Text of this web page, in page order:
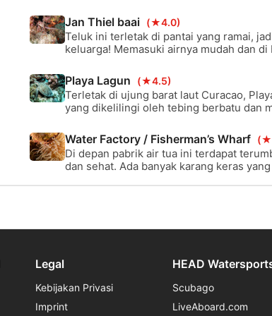
30 m / 100 kaki. Kapal ini tenggelam
karang dan spons serta memiliki ruang
terbuka.
Jan Thiel baai (★4.0)
Teluk ini terletak di pantai yang ramai,
keluarga! Memasuki airnya mudah dan di
kedalaman 15 meter.
Playa Lagun (★4.5)
Terletak di ujung barat laut Curacao,
yang dikelilingi oleh tebing berbatu dan
terbaik di pulau ini dengan beragam
tempat ini menawarkan beberapa rute di
dalam.
Water Factory / Fisherman’s Wharf
Di depan pabrik air tua ini terdapat
dan sehat. Ada banyak karang keras yang berbeda dan spons barel besar
Legal
Kebijakan Privasi
Imprint
HEAD
Scubago
LiveAboard.com